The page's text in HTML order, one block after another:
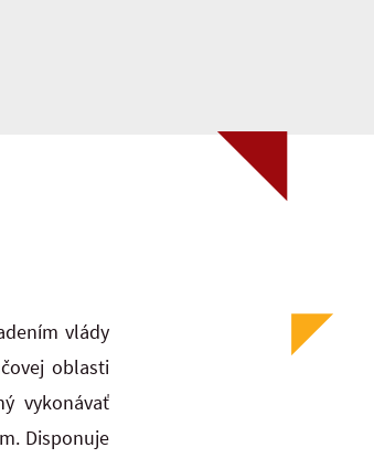
vlády
oblasti
vykonávať
Disponuje